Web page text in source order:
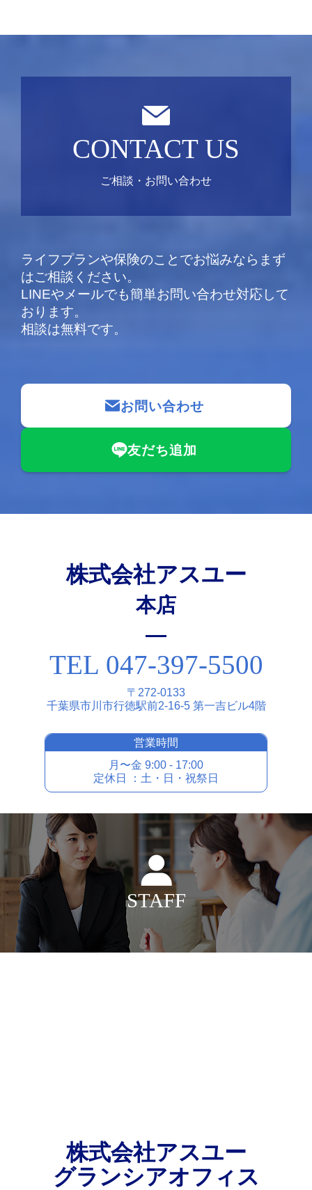
CONTACT US
ご相談・お問い合わせ
ライフプランや保険のことでお悩みならまず
はご相談ください。
LINEやメールでも簡単お問い合わせ対応して
おります。
相談は無料です。
お問い合わせ
友だち追加
株式会社アスユー
本店
TEL 047-397-5500
〒272-0133
千葉県市川市⾏徳駅前2-16-5 第⼀吉ビル4階
営業時間
⽉〜⾦ 9:00 - 17:00
定休⽇ ：⼟・⽇・祝祭⽇
STAFF
株式会社アスユー
グランシアオフィス